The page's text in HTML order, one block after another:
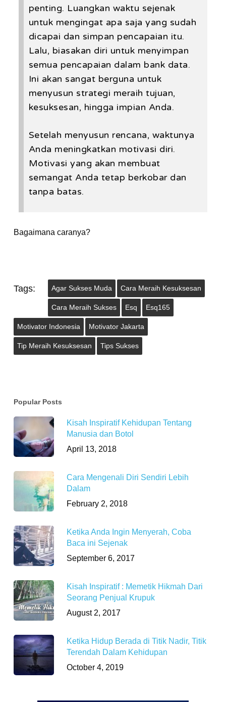
penting. Luangkan waktu sejenak
untuk mengingat apa saja yang sudah
dicapai dan simpan pencapaian itu.
Lalu, biasakan diri untuk menyimpan
semua pencapaian dalam bank data.
Ini akan sangat berguna untuk
menyusun strategi meraih tujuan,
kesuksesan, hingga impian Anda.
Setelah menyusun rencana, waktunya
Anda meningkatkan motivasi diri.
Motivasi yang akan membuat
semangat Anda tetap berkobar dan
tanpa batas.
Bagaimana caranya?
Tags: Agar Sukses Muda Cara Meraih Kesuksesan
Cara Meraih Sukses Esq Esq165
Motivator Indonesia Motivator Jakarta
Tip Meraih Kesuksesan Tips Sukses
Popular Posts
Kisah Inspiratif Kehidupan Tentang
Manusia dan Botol
April 13, 2018
Cara Mengenali Diri Sendiri Lebih
Dalam
February 2, 2018
Ketika Anda Ingin Menyerah, Coba
Baca ini Sejenak
September 6, 2017
Kisah Inspiratif : Memetik Hikmah Dari
Seorang Penjual Krupuk
August 2, 2017
Ketika Hidup Berada di Titik Nadir, Titik
Terendah Dalam Kehidupan
October 4, 2019